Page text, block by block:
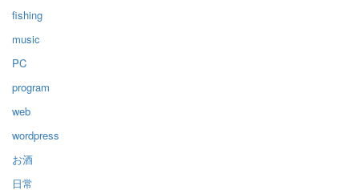
fishing
music
PC
program
web
wordpress
お酒
日常